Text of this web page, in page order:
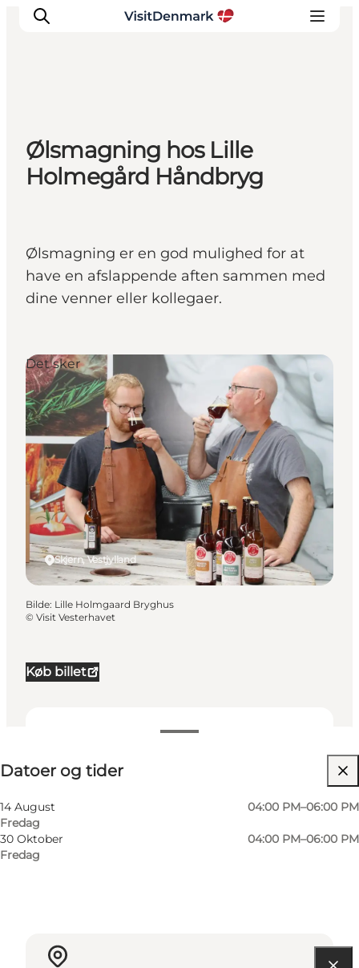
Inspirasjon
Reisemål
Aktiviteter
Ølsmagning hos Lille
Holmegård Håndbryg
Ølsmagning er en god mulighed for at
have en afslappende aften sammen med
dine venner eller kollegaer.
Køb billet
Datoer og tider
14 August
Fredag
04:00 PM–06:00 PM
30 Oktober
Fredag
04:00 PM–06:00 PM
Besøk nettside
Venner, Min partner, Mig selv, Min virksomhed
Skjern, Vestjylland
Det sker
Bilde: Lille Holmgaard Bryghus
© Visit Vesterhavet